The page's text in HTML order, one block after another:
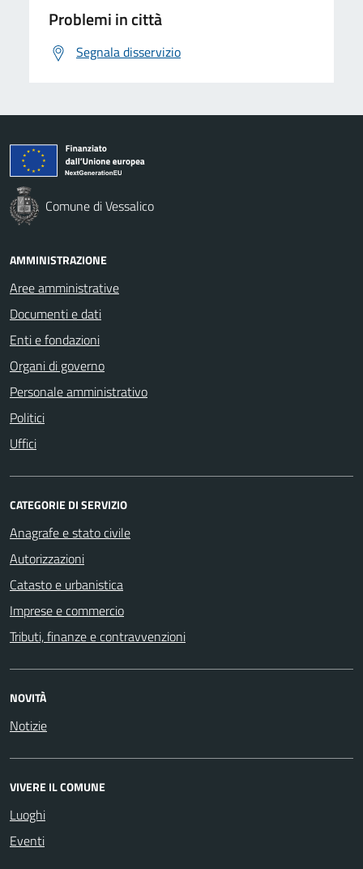
Problemi in città
Segnala disservizio
Comune di Vessalico
AMMINISTRAZIONE
Aree amministrative
Documenti e dati
Enti e fondazioni
Organi di governo
Personale amministrativo
Politici
Uffici
CATEGORIE DI SERVIZIO
Anagrafe e stato civile
Autorizzazioni
Catasto e urbanistica
Imprese e commercio
Tributi, finanze e contravvenzioni
NOVITÀ
Notizie
VIVERE IL COMUNE
Luoghi
Eventi